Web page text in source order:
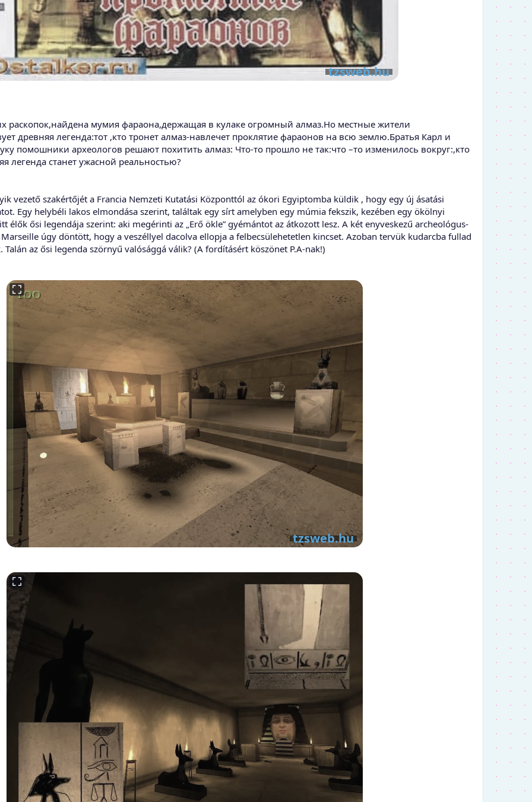
раскопок,найдена мумия фараона,держащая в кулаке огромный алмаз.Но местные жители
древняя легенда:тот ,кто тронет алмаз-навлечет проклятие фараонов на всю землю.Братья Карл и
помошники археологов решают похитить алмаз: Что-то прошло не так:что –то изменилось вокруг:,кто
легенда станет ужасной реальностью?
vezető szakértőjét a Francia Nemzeti Kutatási Központtól az ókori Egyiptomba küldik , hogy egy új ásatási
Egy helybéli lakos elmondása szerint, találtak egy sírt amelyben egy múmia fekszik, kezében egy ökölnyi
élők ősi legendája szerint: aki megérinti az „Erő ökle” gyémántot az átkozott lesz. A két enyveskezű archeológus-
Marseille úgy döntött, hogy a veszéllyel dacolva ellopja a felbecsülehetetlen kincset. Azoban tervük kudarcba fullad
az ősi legenda szörnyű valósággá válik? (A fordításért köszönet P.A-nak!)